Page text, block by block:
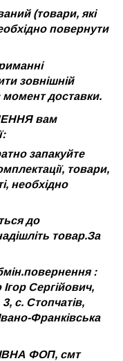
(товари, які
повернути
зовнішній
момент доставки.
вам
запакуйте
товари,
необхідно
до
товар.За
:
Сергійович,
с. Стопчатів,
Франківська
ФОП, смт